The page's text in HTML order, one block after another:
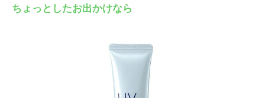
ちょっとしたお出かけなら